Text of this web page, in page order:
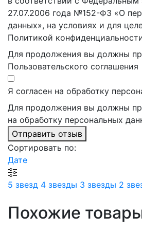
27.07.2006 года №152-ФЗ «О
данных», на условиях и для
Политикой
Для продолжения вы должны
Пользовательского соглашения
Я согласен на обработку
Для продолжения вы должны
на обработку персональных
Отправить отзыв
Сортировать по:
Дате
5 звезд 4 звезды 3 звезды 2
Похожие